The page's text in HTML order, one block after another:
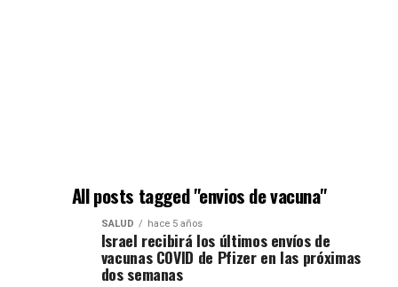
All posts tagged "envios de vacuna"
SALUD hace 5 años
Israel recibirá los últimos envíos de
vacunas COVID de Pfizer en las próximas
dos semanas